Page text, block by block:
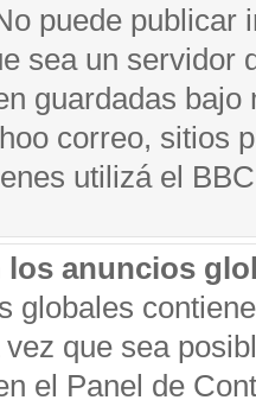
puede publicar
sea un servidor
guardadas
correo, sitios
utilizá el
los anuncios
globales
que sea
el Panel de